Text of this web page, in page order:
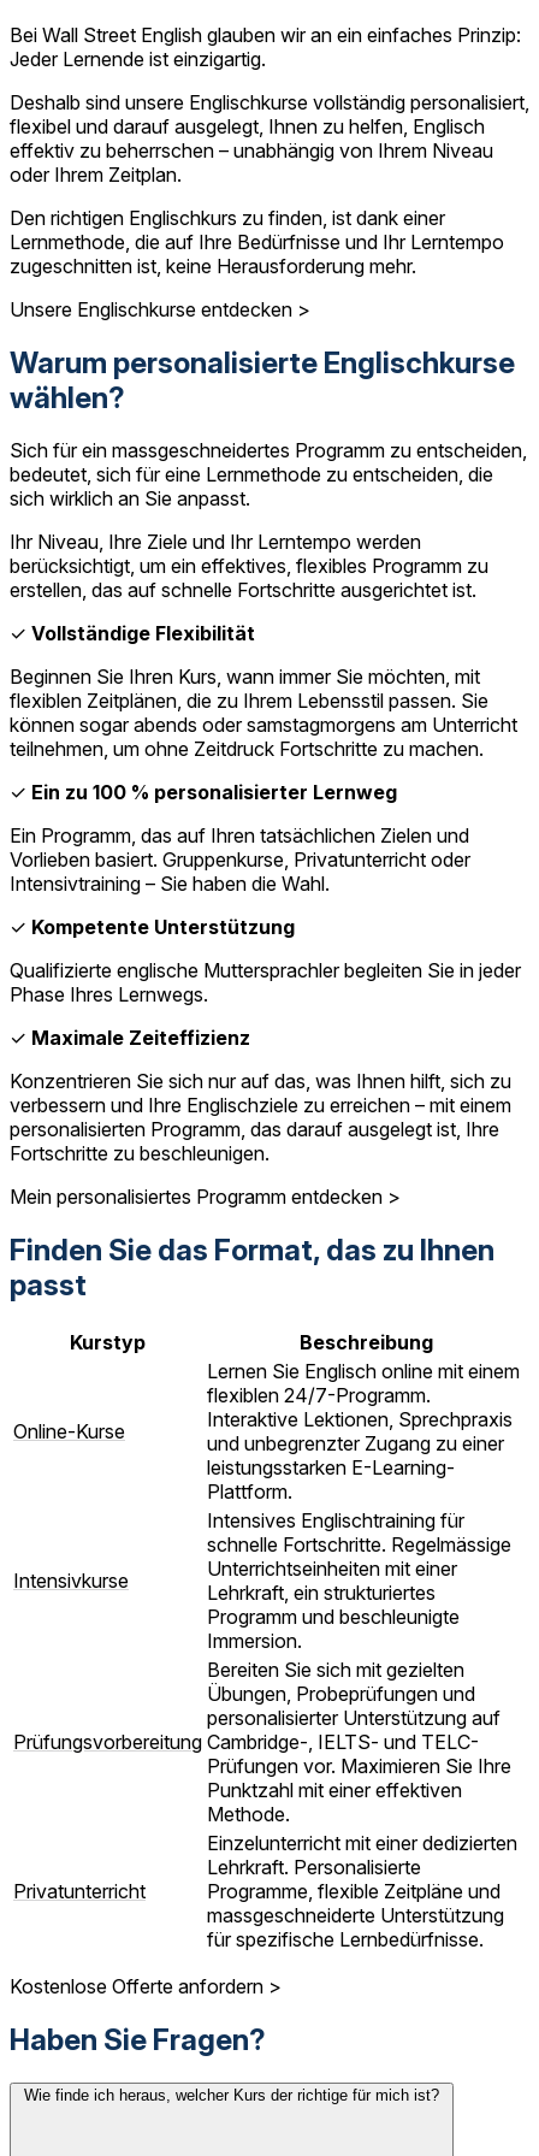
Bei Wall Street English glauben wir an ein einfaches Prinzip:
Jeder Lernende ist einzigartig.
Deshalb sind unsere Englischkurse vollständig personalisiert,
flexibel und darauf ausgelegt, Ihnen zu helfen, Englisch
effektiv zu beherrschen – unabhängig von Ihrem Niveau
oder Ihrem Zeitplan.
Den richtigen Englischkurs zu finden, ist dank einer
Lernmethode, die auf Ihre Bedürfnisse und Ihr Lerntempo
zugeschnitten ist, keine Herausforderung mehr.
Unsere Englischkurse entdecken >
Warum personalisierte Englischkurse
wählen?
Sich für ein massgeschneidertes Programm zu entscheiden,
bedeutet, sich für eine Lernmethode zu entscheiden, die
sich wirklich an Sie anpasst.
Ihr Niveau, Ihre Ziele und Ihr Lerntempo werden
berücksichtigt, um ein effektives, flexibles Programm zu
erstellen, das auf schnelle Fortschritte ausgerichtet ist.
✓ Vollständige Flexibilität
Beginnen Sie Ihren Kurs, wann immer Sie möchten, mit
flexiblen Zeitplänen, die zu Ihrem Lebensstil passen. Sie
können sogar abends oder samstagmorgens am Unterricht
teilnehmen, um ohne Zeitdruck Fortschritte zu machen.
✓ Ein zu 100 % personalisierter Lernweg
Ein Programm, das auf Ihren tatsächlichen Zielen und
Vorlieben basiert. Gruppenkurse, Privatunterricht oder
Intensivtraining – Sie haben die Wahl.
✓ Kompetente Unterstützung
Qualifizierte englische Muttersprachler begleiten Sie in jeder
Phase Ihres Lernwegs.
✓ Maximale Zeiteffizienz
Konzentrieren Sie sich nur auf das, was Ihnen hilft, sich zu
verbessern und Ihre Englischziele zu erreichen – mit einem
personalisierten Programm, das darauf ausgelegt ist, Ihre
Fortschritte zu beschleunigen.
Mein personalisiertes Programm entdecken >
Finden Sie das Format, das zu Ihnen
passt
Kurstyp Beschreibung
Online-Kurse
Lernen Sie Englisch online mit einem
flexiblen 24/7-Programm.
Interaktive Lektionen, Sprechpraxis
und unbegrenzter Zugang zu einer
leistungsstarken E-Learning-
Plattform.
Intensivkurse
Intensives Englischtraining für
schnelle Fortschritte. Regelmässige
Unterrichtseinheiten mit einer
Lehrkraft, ein strukturiertes
Programm und beschleunigte
Immersion.
Prüfungsvorbereitung
Bereiten Sie sich mit gezielten
Übungen, Probeprüfungen und
personalisierter Unterstützung auf
Cambridge-, IELTS- und TELC-
Prüfungen vor. Maximieren Sie Ihre
Punktzahl mit einer effektiven
Methode.
Privatunterricht
Einzelunterricht mit einer dedizierten
Lehrkraft. Personalisierte
Programme, flexible Zeitpläne und
massgeschneiderte Unterstützung
für spezifische Lernbedürfnisse.
Kostenlose Offerte anfordern >
Haben Sie Fragen?
Wie finde ich heraus, welcher Kurs der richtige für mich ist?